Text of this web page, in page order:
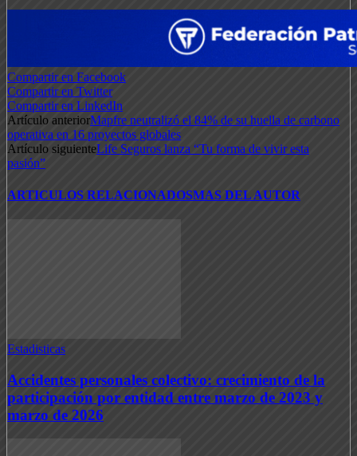
Compartir en Facebook
Compartir en Twitter
Compartir en LinkedIn
Artículo anteriorMapfre neutralizó el 84% de su huella de carbono
operativa en 16 proyectos globales
Artículo siguienteLife Seguros lanza “Tu forma de vivir esta
pasión”
ARTICULOS RELACIONADOSMAS DEL AUTOR
Estadisticas
Accidentes personales colectivo: crecimiento de la
participación por entidad entre marzo de 2023 y
marzo de 2026